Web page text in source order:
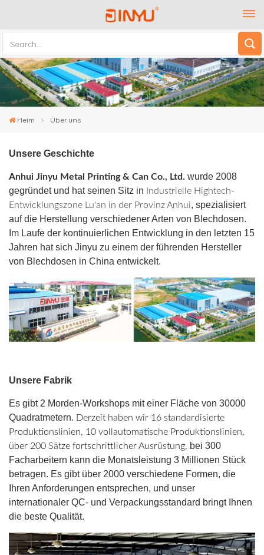
Heim Über uns
Unsere Geschichte
Anhui Jinyu Metal Printing & Can Co., Ltd. wurde 2008
gegründet und hat seinen Sitz in Industrielle Hightech-
Entwicklungszone Lu'an in der Provinz Anhui, spezialisiert
auf die Herstellung verschiedener Arten von Blechdosen.
Im Laufe der kontinuierlichen Entwicklung in den letzten 15
Jahren hat sich Jinyu zu einem der führenden Hersteller
von Blechdosen in China entwickelt.
Unsere Fabrik
Es gibt 2 Morden-Workshops mit einer Fläche von 30000
Quadratmetern. Derzeit haben wir 16 standardisierte
Produktionslinien, 10 vollautomatische Produktionslinien,
über 200 Sätze fortschrittlicher Ausrüstung, bei 300
Facharbeitern kann die Monatsleistung 3 Millionen Stück
betragen. Es gibt über 2000 verschiedene Formen, die
Ihren Anforderungen entsprechen, und unser
internationaler QC- und Verpackungsstandard bringt Ihnen
die beste Qualität.